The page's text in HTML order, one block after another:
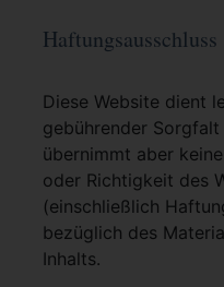
Haftungsausschluss
Diese Website dient
gebührender
übernimmt aber
oder Richtigkeit des
(einschließlich
bezüglich des
Inhalts.